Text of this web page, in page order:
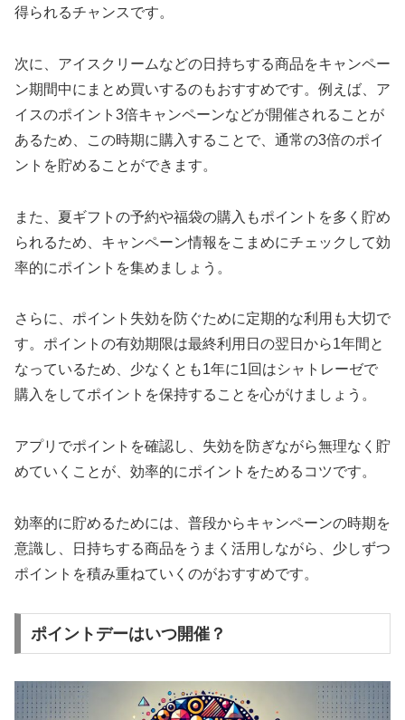
得られるチャンスです。
次に、アイスクリームなどの日持ちする商品をキャンペー
ン期間中にまとめ買いするのもおすすめです。例えば、ア
イスのポイント3倍キャンペーンなどが開催されることが
あるため、この時期に購入することで、通常の3倍のポイ
ントを貯めることができます。
また、夏ギフトの予約や福袋の購入もポイントを多く貯め
られるため、キャンペーン情報をこまめにチェックして効
率的にポイントを集めましょう。
さらに、ポイント失効を防ぐために定期的な利用も大切で
す。ポイントの有効期限は最終利用日の翌日から1年間と
なっているため、少なくとも1年に1回はシャトレーゼで
購入をしてポイントを保持することを心がけましょう。
アプリでポイントを確認し、失効を防ぎながら無理なく貯
めていくことが、効率的にポイントをためるコツです。
効率的に貯めるためには、普段からキャンペーンの時期を
意識し、日持ちする商品をうまく活用しながら、少しずつ
ポイントを積み重ねていくのがおすすめです。
ポイントデーはいつ開催？